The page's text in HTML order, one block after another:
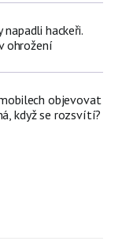
napadli hackeři.
ohrožení
objevovat
když se rozsvítí?